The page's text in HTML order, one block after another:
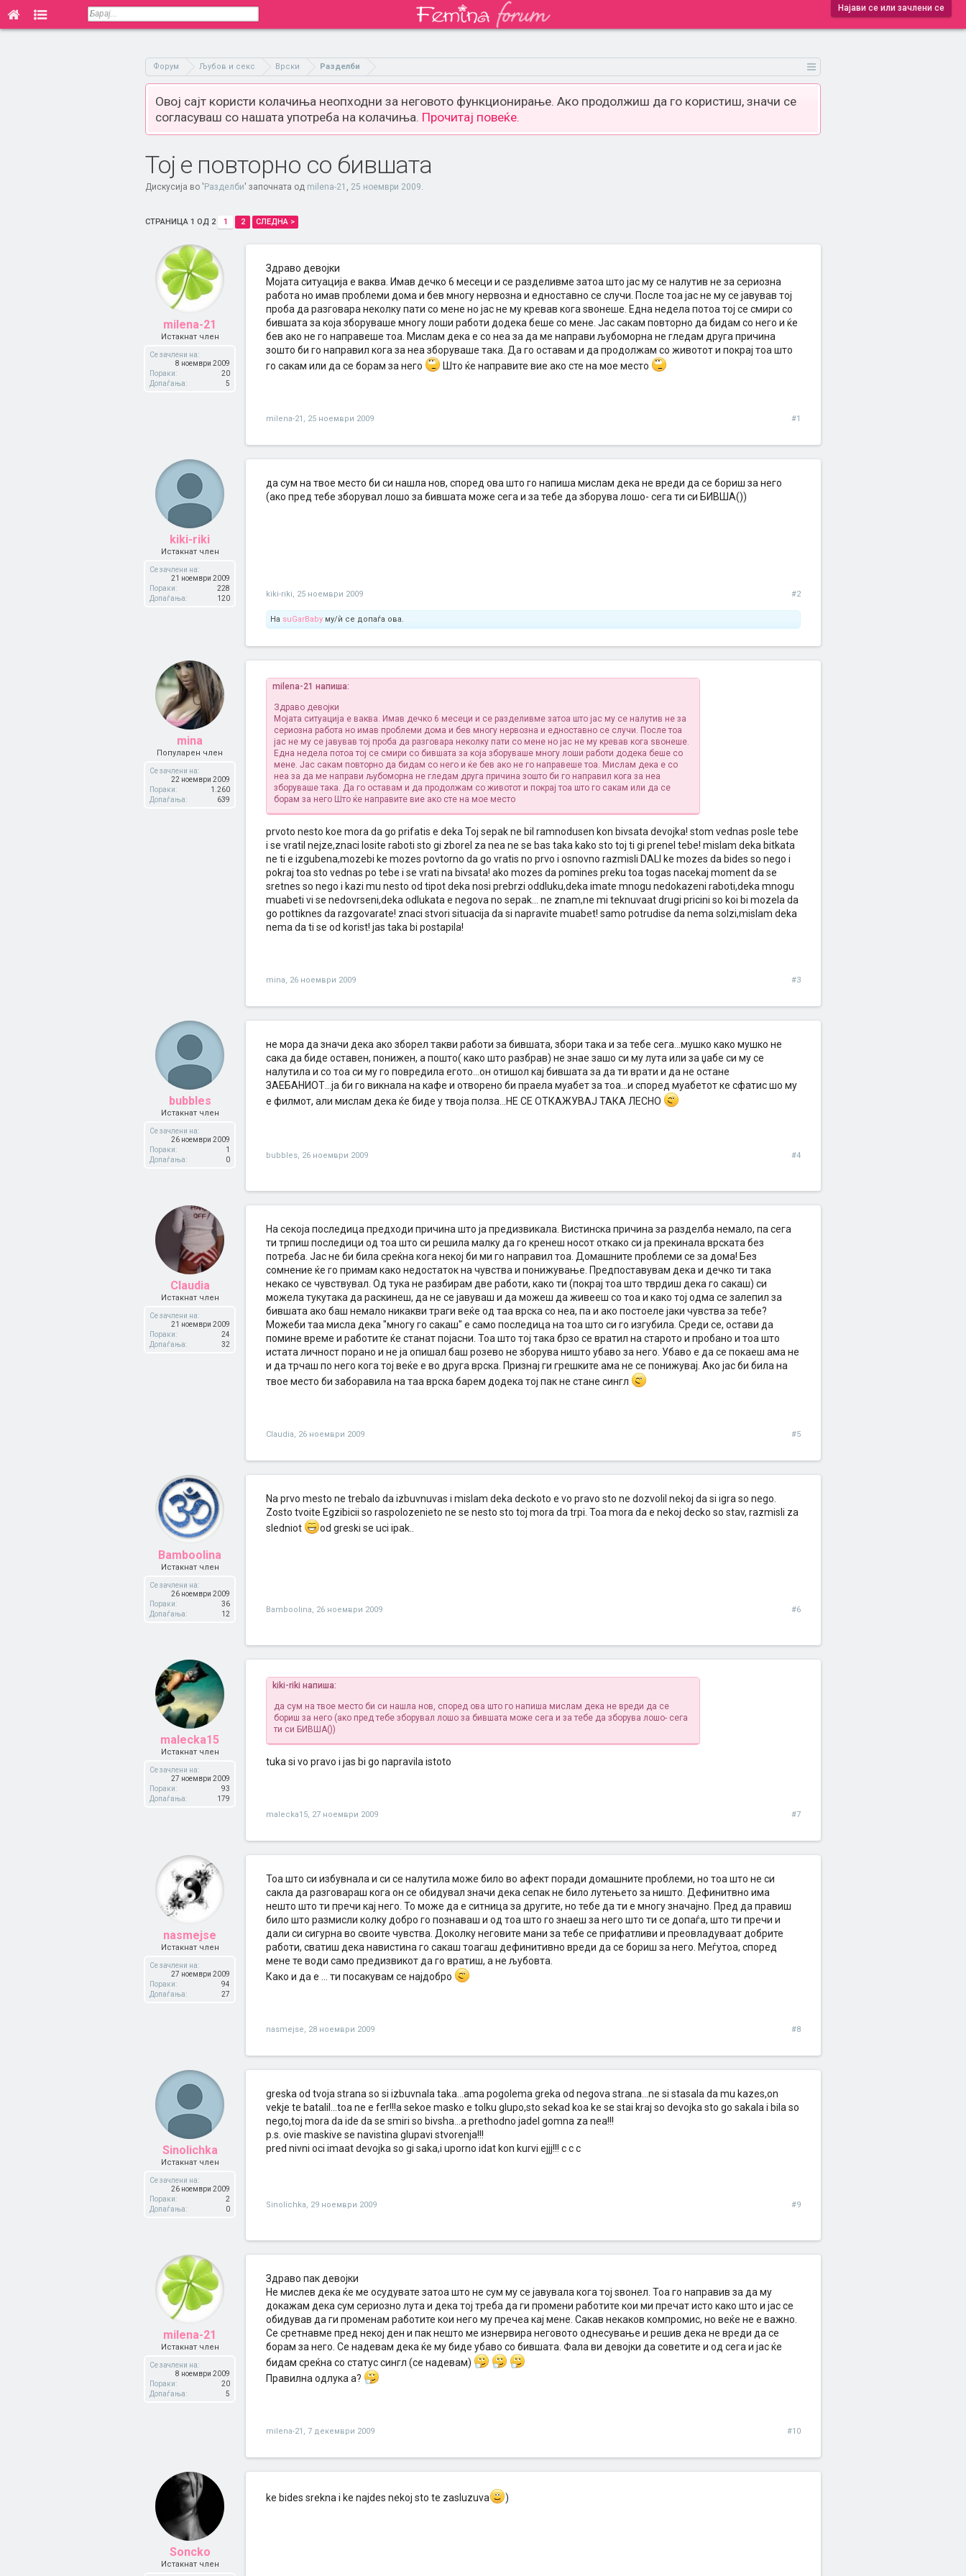
Најави се или зачлени се
Форум Љубов и секс Врски Разделби
Овој сајт користи колачиња неопходни за неговото функционирање. Ако продолжиш да го користиш, значи се
согласуваш со нашата употреба на колачиња. Прочитај повеќе.
Тој е повторно со бившата
Дискусија во ' Разделби' започната од milena-21 , 25 ноември 2009.
СТРАНИЦА 1 ОД 2 1 2 СЛЕДНА >
milena-21
Истакнат член
Се зачлени на:
8 ноември 2009
Пораки:
20
Допаѓања:
5
Здраво девојки
Мојата ситуација е ваква. Имав дечко 6 месеци и се разделивме затоа што јас му се налутив не за сериозна
работа но имав проблеми дома и бев многу нервозна и едноставно се случи. После тоа јас не му се јавував тој
проба да разговара неколку пати со мене но јас не му кревав кога ѕвонеше. Една недела потоа тој се смири со
бившата за која зборуваше многу лоши работи додека беше со мене. Јас сакам повторно да бидам со него и ќе
бев ако не го направеше тоа. Мислам дека е со неа за да ме направи љубоморна не гледам друга причина
зошто би го направил кога за неа зборуваше така. Да го оставам и да продолжам со животот и покрај тоа што
го сакам или да се борам за него
Што ќе направите вие ако сте на мое место
milena-21 , 25 ноември 2009 #1
kiki-riki
Истакнат член
Се зачлени на:
21 ноември 2009
Пораки:
228
Допаѓања:
120
да сум на твое место би си нашла нов, според ова што го напиша мислам дека не вреди да се бориш за него
(ако пред тебе зборувал лошо за бившата може сега и за тебе да зборува лошо- сега ти си БИВША())
kiki-riki, 25 ноември 2009 #2
На suGarBaby му/ѝ се допаѓа ова.
mina
Популарен член
Се зачлени на:
22 ноември 2009
Пораки:
1.260
Допаѓања:
639
milena-21 напиша:
Здраво девојки
Мојата ситуација е ваква. Имав дечко 6 месеци и се разделивме затоа што јас му се налутив не за
сериозна работа но имав проблеми дома и бев многу нервозна и едноставно се случи. После тоа
јас не му се јавував тој проба да разговара неколку пати со мене но јас не му кревав кога ѕвонеше.
Една недела потоа тој се смири со бившата за која зборуваше многу лоши работи додека беше со
мене. Јас сакам повторно да бидам со него и ќе бев ако не го направеше тоа. Мислам дека е со
неа за да ме направи љубоморна не гледам друга причина зошто би го направил кога за неа
зборуваше така. Да го оставам и да продолжам со животот и покрај тоа што го сакам или да се
борам за него Што ќе направите вие ако сте на мое место
prvoto nesto koe mora da go prifatis e deka Toj sepak ne bil ramnodusen kon bivsata devojka! stom vednas posle tebe
i se vratil nejze,znaci losite raboti sto gi zborel za nea ne se bas taka kako sto toj ti gi prenel tebe! mislam deka bitkata
ne ti e izgubena,mozebi ke mozes povtorno da go vratis no prvo i osnovno razmisli DALI ke mozes da bides so nego i
pokraj toa sto vednas po tebe i se vrati na bivsata! ako mozes da pomines preku toa togas nacekaj moment da se
sretnes so nego i kazi mu nesto od tipot deka nosi prebrzi oddluku,deka imate mnogu nedokazeni raboti,deka mnogu
muabeti vi se nedovrseni,deka odlukata e negova no sepak... ne znam,ne mi teknuvaat drugi pricini so koi bi mozela da
go pottiknes da razgovarate! znaci stvori situacija da si napravite muabet! samo potrudise da nema solzi,mislam deka
nema da ti se od korist! jas taka bi postapila!
mina, 26 ноември 2009 #3
bubbles
Истакнат член
Се зачлени на:
26 ноември 2009
Пораки:
1
Допаѓања:
0
не мора да значи дека ако зборел такви работи за бившата, збори така и за тебе сега...мушко како мушко не
сака да биде оставен, понижен, а пошто( како што разбрав) не знае зашо си му лута или за џабе си му се
налутила и со тоа си му го повредила егото...он отишол кај бившата за да ти врати и да не остане
ЗАЕБАНИОТ...ја би го викнала на кафе и отворено би праела муабет за тоа...и според муабетот ке сфатис шо му
е филмот, али мислам дека ќе биде у твоја полза...НЕ СЕ ОТКАЖУВАЈ ТАКА ЛЕСНО
bubbles, 26 ноември 2009 #4
Claudia
Истакнат член
Се зачлени на:
21 ноември 2009
Пораки:
24
Допаѓања:
32
На секоја последица предходи причина што ја предизвикала. Вистинска причина за разделба немало, па сега
ти трпиш последици од тоа што си решила малку да го кренеш носот откако си ја прекинала врската без
потреба. Јас не би била среќна кога некој би ми го направил тоа. Домашните проблеми се за дома! Без
сомнение ќе го примам како недостаток на чувства и понижување. Предпоставувам дека и дечко ти така
некако се чувствувал. Од тука не разбирам две работи, како ти (покрај тоа што тврдиш дека го сакаш) си
можела тукутака да раскинеш, да не се јавуваш и да можеш да живееш со тоа и како тој одма се залепил за
бившата ако баш немало никакви траги веќе од таа врска со неа, па и ако постоеле јаки чувства за тебе?
Можеби таа мисла дека "многу го сакаш" е само последица на тоа што си го изгубила. Среди се, остави да
помине време и работите ќе станат појасни. Тоа што тој така брзо се вратил на старото и пробано и тоа што
истата личност порано и не ја опишал баш розево не зборува ништо убаво за него. Убаво е да се покаеш ама не
и да трчаш по него кога тој веќе е во друга врска. Признај ги грешките ама не се понижувај. Ако јас би била на
твое место би заборавила на таа врска барем додека тој пак не стане сингл
Claudia, 26 ноември 2009 #5
Bamboolina
Истакнат член
Се зачлени на:
26 ноември 2009
Пораки:
36
Допаѓања:
12
Na prvo mesto ne trebalo da izbuvnuvas i mislam deka deckoto e vo pravo sto ne dozvolil nekoj da si igra so nego.
Zosto tvoite Egzibicii so raspolozenieto ne se nesto sto toj mora da trpi. Toa mora da e nekoj decko so stav, razmisli za
sledniot
od greski se uci ipak..
Bamboolina, 26 ноември 2009 #6
malecka15
Истакнат член
Се зачлени на:
27 ноември 2009
Пораки:
93
Допаѓања:
179
kiki-riki напиша:
да сум на твое место би си нашла нов, според ова што го напиша мислам дека не вреди да се
бориш за него (ако пред тебе зборувал лошо за бившата може сега и за тебе да зборува лошо- сега
ти си БИВША())
tuka si vo pravo i jas bi go napravila istoto
malecka15, 27 ноември 2009 #7
nasmejse
Истакнат член
Се зачлени на:
27 ноември 2009
Пораки:
94
Допаѓања:
27
Тоа што си избувнала и си се налутила може било во афект поради домашните проблеми, но тоа што не си
сакла да разговараш кога он се обидувал значи дека сепак не било лутењето за ништо. Дефинитвно има
нешто што ти пречи кај него. То може да е ситница за другите, но тебе да ти е многу значајно. Пред да правиш
било што размисли колку добро го познаваш и од тоа што го знаеш за него што ти се допаѓа, што ти пречи и
дали си сигурна во своите чувства. Доколку неговите мани за тебе се прифатливи и преовладуваат добрите
работи, сватиш дека навистина го сакаш тоагаш дефинитивно вреди да се бориш за него. Меѓутоа, според
мене те води само предизвикот да го вратиш, а не љубовта.
Како и да е ... ти посакувам се најдобро
nasmejse, 28 ноември 2009 #8
Sinolichka
Истакнат член
Се зачлени на:
26 ноември 2009
Пораки:
2
Допаѓања:
0
greska od tvoja strana so si izbuvnala taka...ama pogolema greka od negova strana...ne si stasala da mu kazes,on
vekje te batalil...toa ne e fer!!!a sekoe masko e tolku glupo,sto sekad koa ke se stai kraj so devojka sto go sakala i bila so
nego,toj mora da ide da se smiri so bivsha...a prethodno jadel gomna za nea!!!
p.s. ovie maskive se navistina glupavi stvorenja!!!
pred nivni oci imaat devojka so gi saka,i uporno idat kon kurvi ejjj!!! c c c
Sinolichka, 29 ноември 2009 #9
milena-21
Истакнат член
Се зачлени на:
8 ноември 2009
Пораки:
20
Допаѓања:
5
Здраво пак девојки
Не мислев дека ќе ме осудувате затоа што не сум му се јавувала кога тој ѕвонел. Тоа го направив за да му
докажам дека сум сериозно лута и дека тој треба да ги промени работите кои ми пречат исто како што и јас се
обидував да ги променам работите кои него му пречеа кај мене. Сакав некаков компромис, но веќе не е важно.
Се сретнавме пред некој ден и пак нешто ме изнервира неговото однесување и решив дека не вреди да се
борам за него. Се надевам дека ќе му биде убаво со бившата. Фала ви девојки да советите и од сега и јас ќе
бидам среќна со статус сингл (се надевам)
Правилна одлука а?
milena-21 , 7 декември 2009 #10
Soncko
Истакнат член
ke bides srekna i ke najdes nekoj sto te zasluzuva )